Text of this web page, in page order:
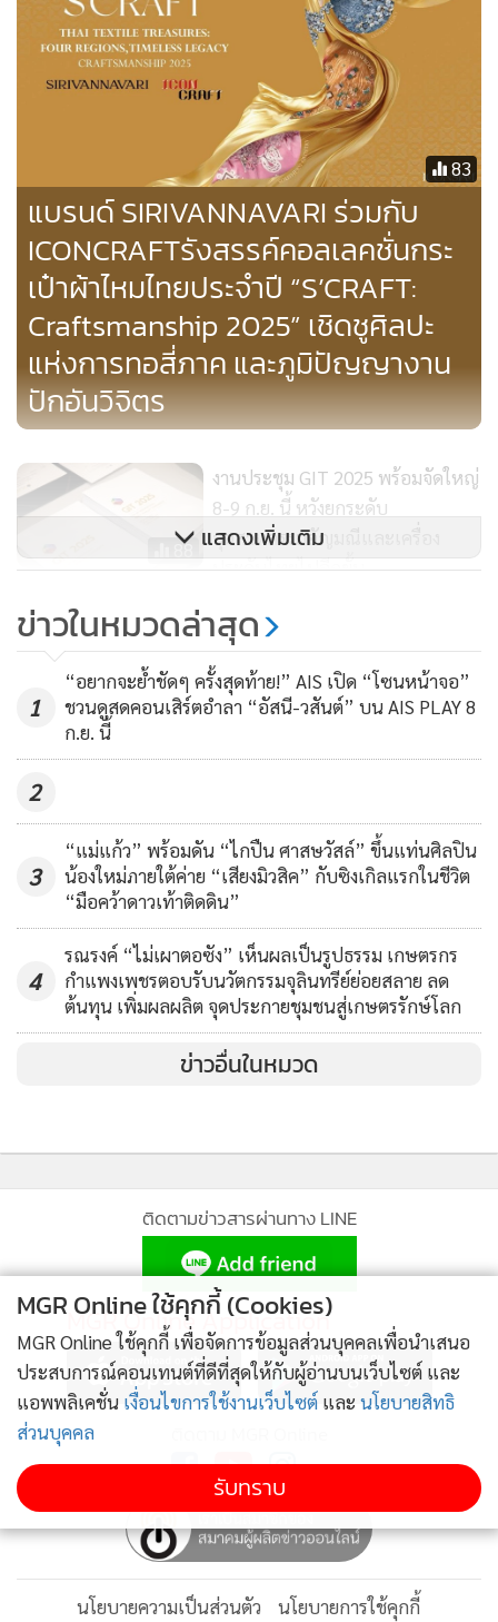
หัตถกรรม และทายาทช่างศิลปหัตถกรรม เพื่อเป็นขวัญและ
กำลังใจให้กับผู้สืบสานงานหัตถศิลป์
เวทีเสวนาและการนำเสนอผลงานจากผู้เชี่ยวชาญจาก 9 ประเทศ
ในภูมิภาคอาเซียน เอเชีย และยุโรป แบ่งเป็นหน่วยงาน และ
องค์กรพันธมิตรจากต่างประเทศ 4 ประเทศ ได้แก่ สิงคโปร์
มาเลเซีย เกาหลีใต้ และออสเตรีย ร่วมถึงศิลปินและช่างฝีมือ จาก
5 ประเทศ ได้แก่ ญี่ปุ่น จีน เวียดนาม เมียนมาร์ และ สปป.ลาว
ร่วมด้วยการบรรยายพิเศษจาก 4 นักสร้างสรรค์ศิลปินและเป็นผู้
อยู่เบื้องหลังการขับเคลื่อนงานศิลปะหัตถกรรมไทยระดับ
นานาชาติ ได้แก่ คุณวิชดา สีตกะลิน (Jim Thompson), คุณรัฐ
เปลี่ยนสุข (สัมผัสแกลเลอรี), คุณธีรชัย ศุภเมธีกูลวัฒน์ (Qualy
Design) และ คุณอรช บุญ-หลง (Greater Chiang Mai)
หนึ่งในตัวอย่างของไฮไลต์ คือการบรรยายพิเศษระดับนานาชาติ
ว่าด้วย "เครื่องรัก" นำเสนอองค์ความรู้จากผู้ทรงคุณวุฒิด้าน
เครื่องรักจาก 7 ประเทศ ในหัวข้อ “Craft Ecologies: Materials,
นานาชาติ ได้แก่ Prof. Sakurako Matsushima ผู้เชี่ยวชาญด้าน
เครื่องรักญี่ปุ่น Mr. Suo Chao นักวิชาการด้านเครื่องรักจากจีน
Mr. U Maung Maung ประธานสมาคมเครื่องรักเมียนมา Mrs.
Nguyen Thi Tu Quyen ศิลปินและผู้เชี่ยวชาญการใช้รักสีแบบ
เวียดนาม เป็นต้น
นอกจากนี้ ยังมีกิจกรรมเสวนาพิเศษ หัวข้อ “From Forest to
Form: Lacquer Sap and the Thai Craft Ecology” โดย
วิทยากรชาวไทยผู้เชี่ยวชาญด้านยางรักตั้งแต่ต้นน้ำ จนถึงการใช้
งานและการสร้างสรรค์รวม 6 ท่าน อาทิ คุณสนั่น รัตนะ ราช
บัณฑิตสาขาศิลปกรรม รศ.พิศมัย อาวะกุลพาณิชย์ สาขา
วิชาการออกแบบ ภาควิชาศิลปะไทย คณะวิจิตรศิลป์
83
แบรนด์ SIRIVANNAVARI ร่วมกับ
ICONCRAFTรังสรรค์คอลเลคชั่นกระ
เป๋าผ้าไหมไทยประจำปี “S’CRAFT:
Craftsmanship 2025” เชิดชูศิลปะ
แห่งการทอสี่ภาค และภูมิปัญญางาน
ปักอันวิจิตร
88
งานประชุม GIT 2025 พร้อมจัดใหญ่
8-9 ก.ย. นี้ หวังยกระดับ
อุตสาหกรรมอัญมณีและเครื่อง
ประดับไทยไปอีกขั้น
102
สศท.จัดงานแสดงนิทรรศการ
“SACIT Concept 2025” สืบสาน
สร้างสรรค์ ส่งเสริม งานศิลป
หัตถกรรมไทยในทุกมิติ
84
Ethics of AI 2025” ดัน AIGPC เป็น
ศูนย์ธรรมาภิบาล AI แห่งแรกใน
เอเชีย
แสดงเพิ่มเติม
ข่าวในหมวดล่าสุด
1
“อยากจะย้ำชัดๆ ครั้งสุดท้าย!” AIS เปิด “โซนหน้าจอ”
ชวนดูสดคอนเสิร์ตอำลา “อัสนี-วสันต์” บน AIS PLAY 8
ก.ย. นี้
2
3
“แม่แก้ว” พร้อมดัน “ไกปืน ศาสษวัสล์” ขึ้นแท่นศิลปิน
น้องใหม่ภายใต้ค่าย “เสียงมิวสิค” กับซิงเกิลแรกในชีวิต
“มือคว้าดาวเท้าติดดิน”
4
รณรงค์ “ไม่เผาตอซัง” เห็นผลเป็นรูปธรรม เกษตรกร
กำแพงเพชรตอบรับนวัตกรรมจุลินทรีย์ย่อยสลาย ลด
ต้นทุน เพิ่มผลผลิต จุดประกายชุมชนสู่เกษตรรักษ์โลก
ข่าวอื่นในหมวด
ติดตามข่าวสารผ่านทาง LINE
MGR Online Application
นโยบายความเป็นส่วนตัว นโยบายการใช้คุกกี้
MGR Online ใช้คุกกี้ (Cookies)
MGR Online ใช้คุกกี้ เพื่อจัดการข้อมูลส่วนบุคคลเพื่อนำเสนอ
ประสบการณ์คอนเทนต์ที่ดีที่สุดให้กับผู้อ่านบนเว็บไซต์ และ
แอพพลิเคชั่น เงื่อนไขการใช้งานเว็บไซต์ และ นโยบายสิทธิ
ส่วนบุคคล
รับทราบ